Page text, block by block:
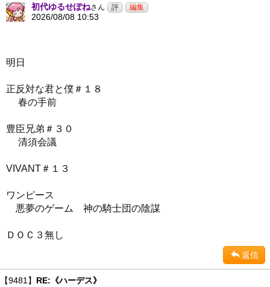
初代ゆるせぽねさん
2026/08/08 10:53
明日
正反対な君と僕＃１８
春の手前
豊臣兄弟＃３０
清須会議
VIVANT＃１３
ワンピース
悪夢のゲーム 神の騎士団の陰謀
ＤＯＣ３無し
返信
【9481】 RE:《ハーデス》